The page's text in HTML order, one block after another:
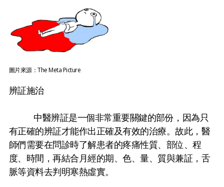
圖片來源：The Meta Picture
辨証施治
中醫辨証是一個非常重要關鍵的部份，因為只
有正確的辨証才能作出正確及有效的治療。故此，醫
師們需要在問診時了解患者的疼痛性質、部位、程
度、時間，再結合月經的期、色、量、質與兼証，舌
脈等資料去判明寒熱虛實。